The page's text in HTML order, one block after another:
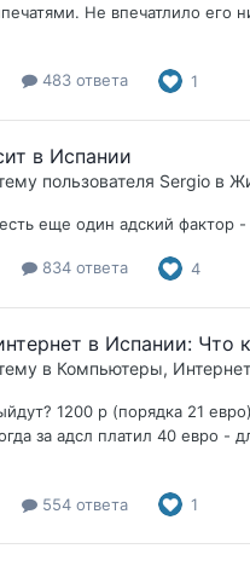
Не впечатлило его
483 ответа 1
в Испании
пользователя Sergio в
еще один адский фактор -
834 ответа 4
в Испании: Что
в Компьютеры,
1200 р (порядка 21
за адсл платил 40 евро -
554 ответа 1